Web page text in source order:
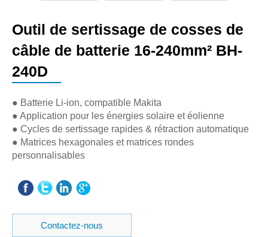
Outil de sertissage de cosses de
câble de batterie 16-240mm² BH-
240D
● Batterie Li-ion, compatible Makita
● Application pour les énergies solaire et éolienne
● Cycles de sertissage rapides & rétraction automatique
● Matrices hexagonales et matrices rondes
personnalisables
Contactez-nous